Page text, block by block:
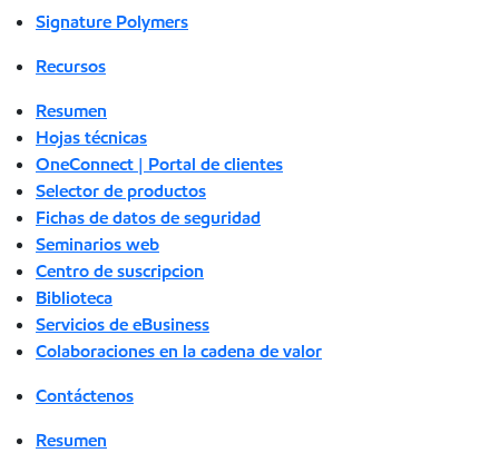
Signature Polymers
Recursos
Resumen
Hojas técnicas
OneConnect | Portal de clientes
Selector de productos
Fichas de datos de seguridad
Seminarios web
Centro de suscripcion
Biblioteca
Servicios de eBusiness
Colaboraciones en la cadena de valor
Contáctenos
Resumen